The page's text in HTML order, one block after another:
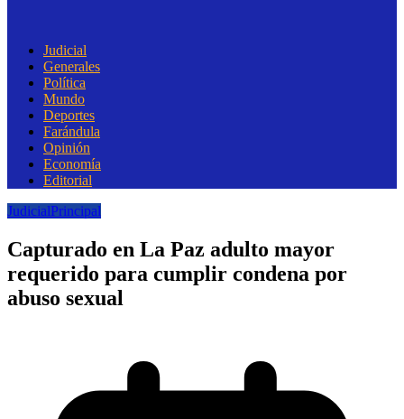
Judicial
Generales
Política
Mundo
Deportes
Farándula
Opinión
Economía
Editorial
JudicialPrincipal
Capturado en La Paz adulto mayor
requerido para cumplir condena por
abuso sexual